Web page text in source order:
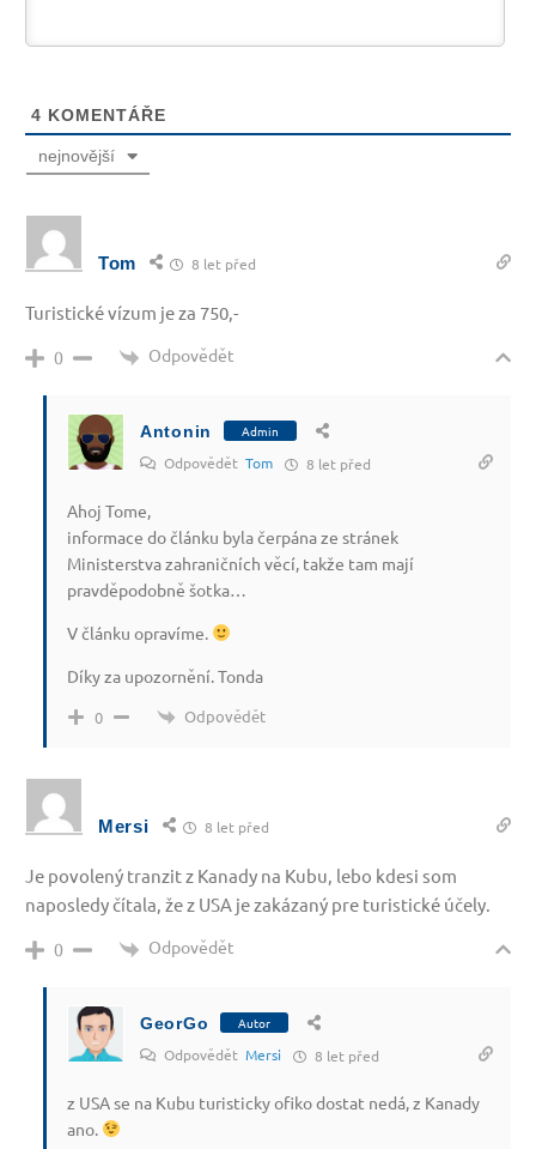
4 KOMENTÁŘE
nejnovější
Tom 8 let před
Turistické vízum je za 750,-
0 Odpovědět
Antonin Admin
Odpovědět Tom 8 let před
Ahoj Tome,
informace do článku byla čerpána ze stránek
Ministerstva zahraničních věcí, takže tam mají
pravděpodobně šotka…
V článku opravíme.
Díky za upozornění. Tonda
0 Odpovědět
Mersi 8 let před
Je povolený tranzit z Kanady na Kubu, lebo kdesi som
naposledy čítala, že z USA je zakázaný pre turistické účely.
0 Odpovědět
GeorGo Autor
Odpovědět Mersi 8 let před
z USA se na Kubu turisticky ofiko dostat nedá, z Kanady
ano.